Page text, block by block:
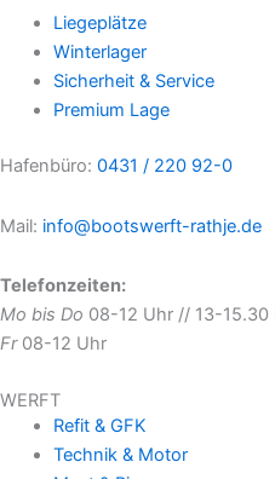
Liegeplätze
Winterlager
Sicherheit & Service
Premium Lage
Hafenbüro: 0431 / 220 92-0
Mail: info@bootswerft-rathje.de
Telefonzeiten:
Mo bis Do 08-12 Uhr // 13-15.30
Fr 08-12 Uhr
WERFT
Refit & GFK
Technik & Motor